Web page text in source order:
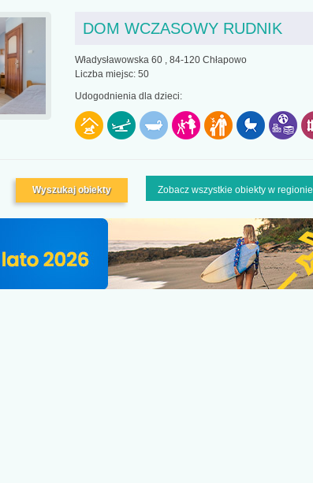
DOM WCZASOWY RUDNIK
Władysławowska 60 , 84-120 Chłapowo
Liczba miejsc: 50
Udogodnienia dla dzieci:
Wyszukaj obiekty Zobacz wszystkie obiekty w regionie